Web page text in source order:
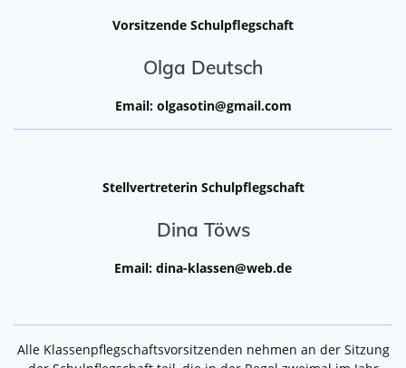
Vorsitzende Schulpflegschaft
Olga Deutsch
Email: olgasotin@gmail.com
Stellvertreterin Schulpflegschaft
Dina Töws
Email: dina-klassen@web.de
Alle Klassenpflegschaftsvorsitzenden nehmen an der Sitzung